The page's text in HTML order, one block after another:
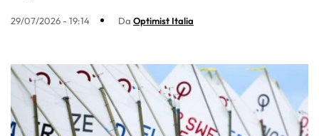
29/07/2026 - 19:14 Da Optimist Italia